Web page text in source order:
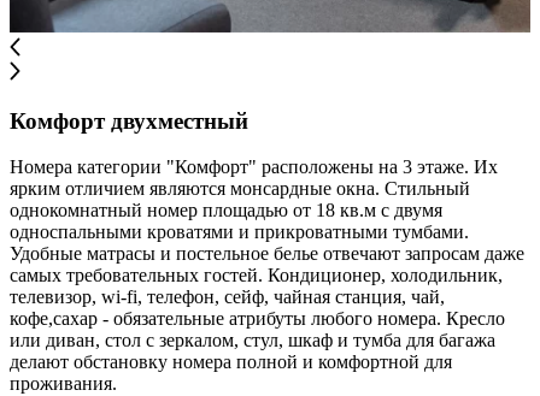
Комфорт двухместный
Номера категории "Комфорт" расположены на 3 этаже. Их
ярким отличием являются монсардные окна. Стильный
однокомнатный номер площадью от 18 кв.м с двумя
односпальными кроватями и прикроватными тумбами.
Удобные матрасы и постельное белье отвечают запросам даже
самых требовательных гостей. Кондиционер, холодильник,
телевизор, wi-fi, телефон, сейф, чайная станция, чай,
кофе,сахар - обязательные атрибуты любого номера. Кресло
или диван, стол с зеркалом, стул, шкаф и тумба для багажа
делают обстановку номера полной и комфортной для
проживания.